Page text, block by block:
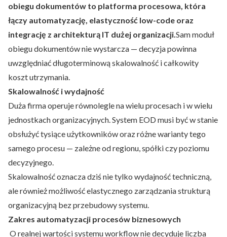
obiegu dokumentów to platforma procesowa, która
łączy automatyzację, elastyczność low-code oraz
integrację z architekturą IT dużej organizacji.Sam moduł
obiegu dokumentów nie wystarcza — decyzja powinna
uwzględniać długoterminową skalowalność i całkowity
koszt utrzymania.
Skalowalność i wydajność
Duża firma operuje równolegle na wielu procesach i w wielu
jednostkach organizacyjnych. System EOD musi być w stanie
obsłużyć tysiące użytkowników oraz różne warianty tego
samego procesu — zależne od regionu, spółki czy poziomu
decyzyjnego.
Skalowalność oznacza dziś nie tylko wydajność techniczną,
ale również możliwość elastycznego zarządzania strukturą
organizacyjną bez przebudowy systemu.
Zakres automatyzacji procesów biznesowych
O realnej wartości systemu workflow nie decyduje liczba